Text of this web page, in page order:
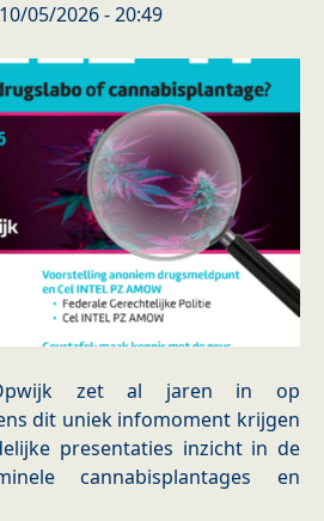
05/2026 - 20:49
zet al jaren in op
dit uniek infomoment krijgen
presentaties inzicht in de
cannabisplantages en